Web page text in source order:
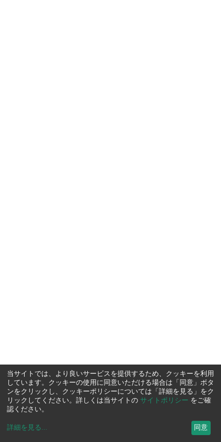
当サイトでは、より良いサービスを提供するため、クッキーを利用
しています。クッキーの使用に同意いただける場合は「同意」ボタ
ンをクリックし、クッキーポリシーについては「詳細を見る」をク
リックしてください。詳しくは当サイトの サイトポリシー をご確
認ください。
詳細を見る ... 同意